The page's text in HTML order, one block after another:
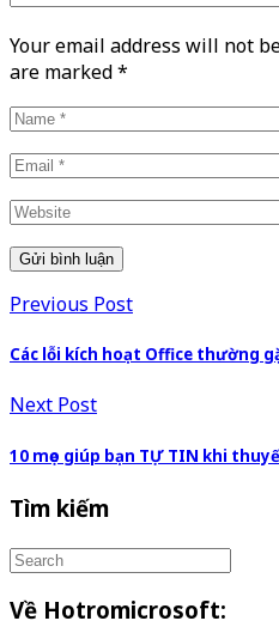
Your email address will not
are marked*
Previous Post
Các lỗi kích hoạt Office thường
Next Post
10 mẹo giúp bạn TỰ TIN khi
Tìm kiếm
Về Hotromicrosoft: